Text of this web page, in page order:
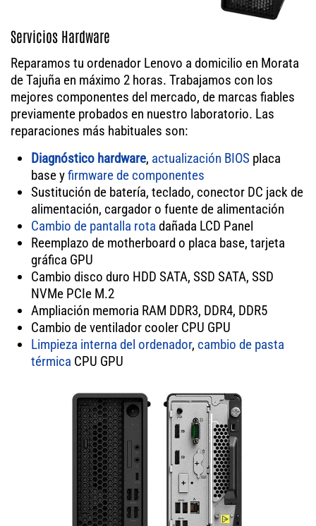
Servicios Hardware
Reparamos tu ordenador Lenovo a domicilio en Morata
de Tajuña en máximo 2 horas. Trabajamos con los
mejores componentes del mercado, de marcas fiables
previamente probados en nuestro laboratorio. Las
reparaciones más habituales son:
Diagnóstico hardware, actualización BIOS placa
base yfirmware de componentes
Sustitución de batería, teclado, conector DC jack de
alimentación, cargador o fuente de alimentación
Cambio de pantalla rota dañada LCD Panel
Reemplazo de motherboard o placa base, tarjeta
gráfica GPU
Cambio disco duro HDD SATA, SSD SATA, SSD
NVMe PCIe M.2
Ampliación memoria RAM DDR3, DDR4, DDR5
Cambio de ventilador cooler CPU GPU
Limpieza interna del ordenador, cambio de pasta
térmica CPU GPU